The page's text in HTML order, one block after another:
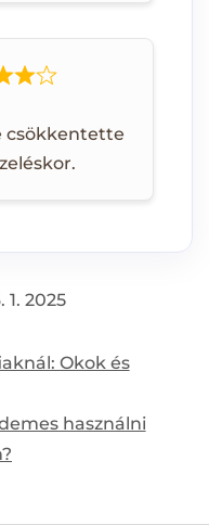
csökkentette
2025
Okok és
használni